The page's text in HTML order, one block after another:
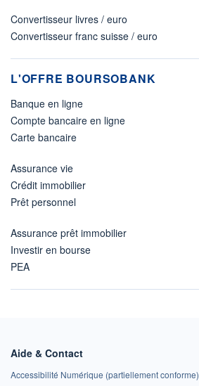
Convertisseur livres / euro
Convertisseur franc suisse / euro
L'OFFRE BOURSOBANK
Banque en ligne
Compte bancaire en ligne
Carte bancaire
Assurance vie
Crédit immobilier
Prêt personnel
Assurance prêt immobilier
Investir en bourse
PEA
Aide & Contact
Accessibilité Numérique (partiellement conforme)